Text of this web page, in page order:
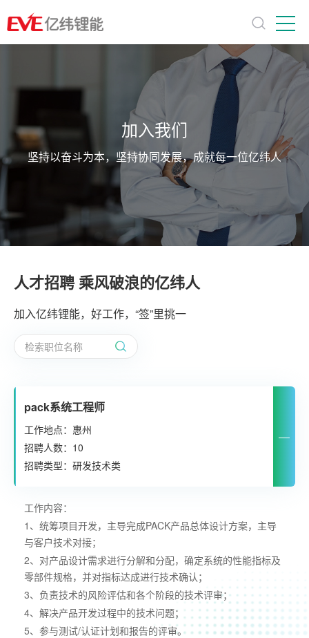
加入我们
坚持以奋斗为本，坚持协同发展，成就每一位亿纬人
人才招聘 乘风破浪的亿纬人
加入亿纬锂能，好工作，“签”里挑一
pack系统工程师
工作地点：惠州
招聘人数：10
招聘类型：研发技术类
工作内容：
1、统筹项目开发，主导完成PACK产品总体设计方案，主导
与客户技术对接；
2、对产品设计需求进行分解和分配，确定系统的性能指标及
零部件规格，并对指标达成进行技术确认；
3、负责技术的风险评估和各个阶段的技术评审；
4、解决产品开发过程中的技术问题；
5、参与测试/认证计划和报告的评审。